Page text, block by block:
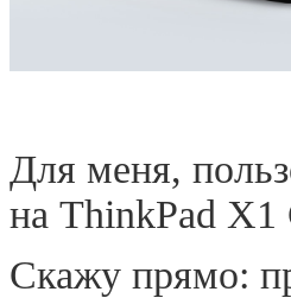
Для меня,
на ThinkPad X1
Скажу прямо: